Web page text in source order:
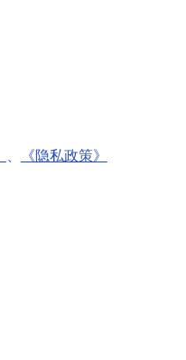
《隐私政策》